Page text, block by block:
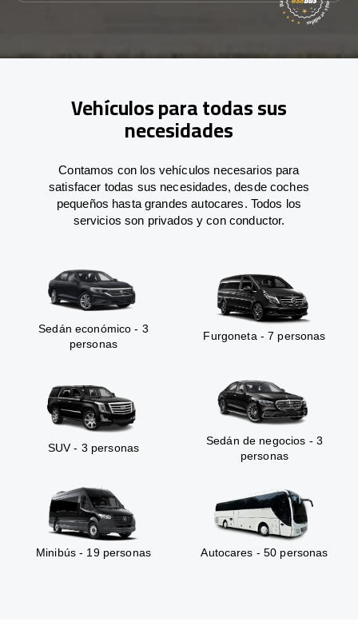
Vehículos para todas sus
necesidades
Contamos con los vehículos necesarios para
satisfacer todas sus necesidades, desde coches
pequeños hasta grandes autocares. Todos los
servicios son privados y con conductor.
Sedán económico - 3
personas
Furgoneta - 7 personas
SUV - 3 personas
Sedán de negocios - 3
personas
Minibús - 19 personas Autocares - 50 personas